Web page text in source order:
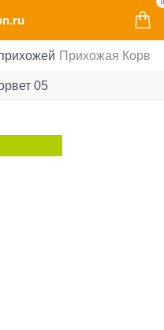
0
Прихожая
05